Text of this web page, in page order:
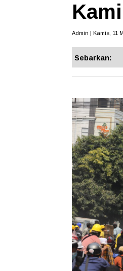
Admin | Kamis, 11
Sebarkan: